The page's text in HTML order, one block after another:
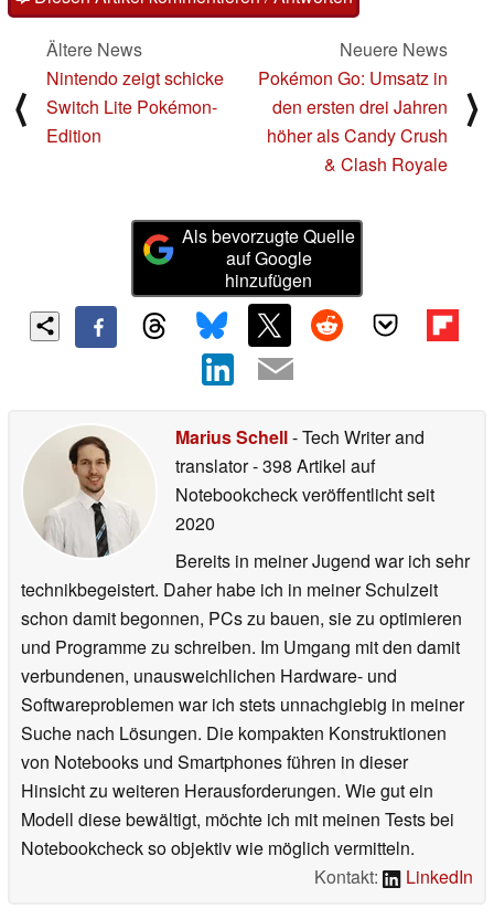
⟨
Ältere News
Nintendo zeigt schicke
Switch Lite Pokémon-
Edition
Neuere News
Pokémon Go: Umsatz in
den ersten drei Jahren
höher als Candy Crush
& Clash Royale
⟩
Als bevorzugte Quelle
auf Google
hinzufügen
Marius Schell- Tech Writer and
translator- 398 Artikel auf
Notebookcheck veröffentlichtseit
2020
Bereits in meiner Jugend war ich sehr
technikbegeistert. Daher habe ich in meiner Schulzeit
schon damit begonnen, PCs zu bauen, sie zu optimieren
und Programme zu schreiben. Im Umgang mit den damit
verbundenen, unausweichlichen Hardware- und
Softwareproblemen war ich stets unnachgiebig in meiner
Suche nach Lösungen. Die kompakten Konstruktionen
von Notebooks und Smartphones führen in dieser
Hinsicht zu weiteren Herausforderungen. Wie gut ein
Modell diese bewältigt, möchte ich mit meinen Tests bei
Notebookcheck so objektiv wie möglich vermitteln.
Kontakt:
LinkedIn